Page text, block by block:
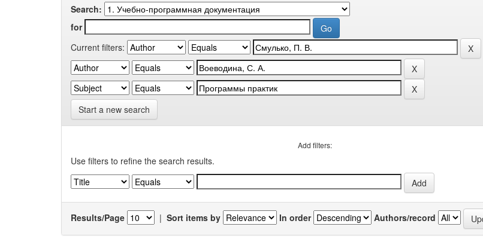
Search:
for
Current filters:
Start a new search
Add filters:
Use filters to refine the search results.
Results/Page | Sort items by In order Authors/record